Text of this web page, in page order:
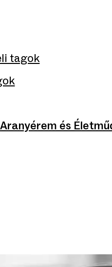
tagok
és